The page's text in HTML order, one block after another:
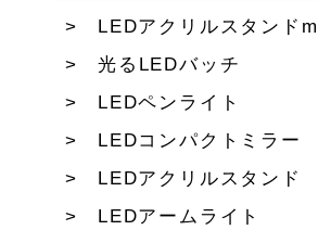
LEDアクリルスタンド
光るLEDバッチ
LEDペンライト
LEDコンパクトミラー
LEDアクリルスタンド
LEDアームライト